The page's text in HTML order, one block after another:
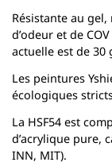
Résistante au
d’odeur et de
actuelle est de 30
Les peintures
écologiques
La HSF54 est
d’acrylique pure,
INN, MIT).